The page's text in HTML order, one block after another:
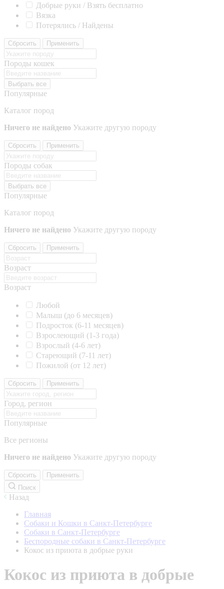
Добрые руки / Взять бесплатно
Вязка
Потерялись / Найдены
Сбросить Применить
Породы кошек
Выбрать все
Популярные
Каталог пород
Ничего не найдено Укажите другую породу
Сбросить Применить
Породы собак
Выбрать все
Популярные
Каталог пород
Ничего не найдено Укажите другую породу
Сбросить Применить
Возраст
Возраст
Любой
Малыш (до 6 месяцев)
Подросток (6-11 месяцев)
Взрослеющий (1-3 года)
Взрослый (4-6 лет)
Стареющий (7-11 лет)
Пожилой (от 12 лет)
Сбросить Применить
Город, регион
Популярные
Все регионы
Ничего не найдено Укажите другую породу
Сбросить
Применить
Поиск
Назад
Главная
Собаки и Кошки в Санкт-Петербурге
Собаки в Санкт-Петербурге
Беспородные собаки в Санкт-Петербурге
Кокос из приюта в добрые руки
Кокос из приюта в добрые